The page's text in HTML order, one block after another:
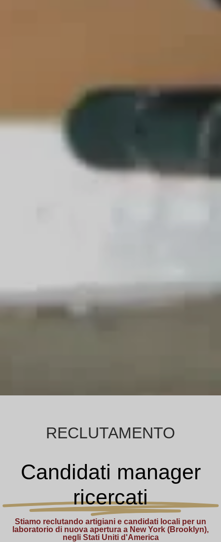
RECLUTAMENTO
Candidati manager
ricercati
Stiamo reclutando artigiani e candidati locali per un
laboratorio di nuova apertura a New York (Brooklyn),
negli Stati Uniti d'America